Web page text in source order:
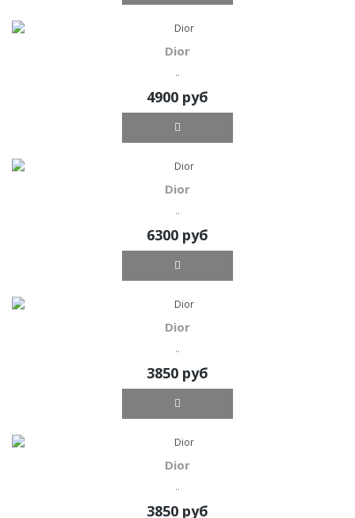
Dior
..
4900 руб
Dior
..
6300 руб
Dior
..
3850 руб
Dior
..
3850 руб